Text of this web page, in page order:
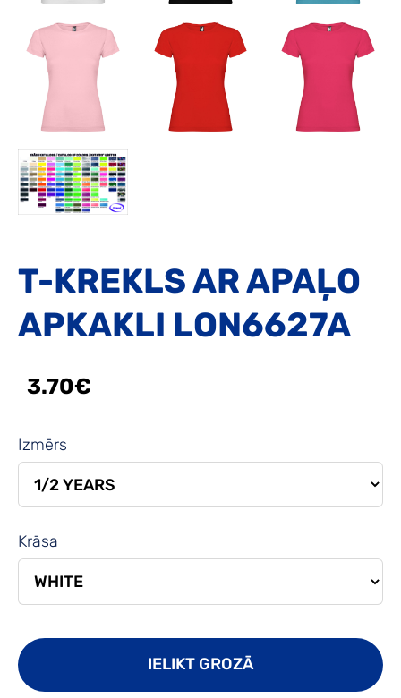
T-KREKLS AR APAĻO
APKAKLI LON6627A
3.70€
Izmērs
Krāsa
IELIKT GROZĀ